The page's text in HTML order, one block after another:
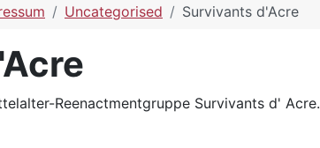
Uncategorised Survivants d'Acre
Reenactmentgruppe Survivants d' Acre.